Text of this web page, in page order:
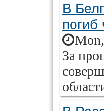
В
погиб
Mon,
За